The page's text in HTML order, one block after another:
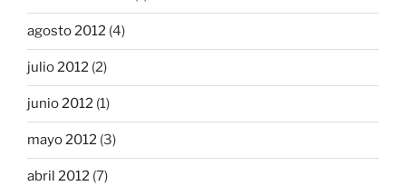
agosto 2012 (4)
julio 2012 (2)
junio 2012 (1)
mayo 2012 (3)
abril 2012 (7)